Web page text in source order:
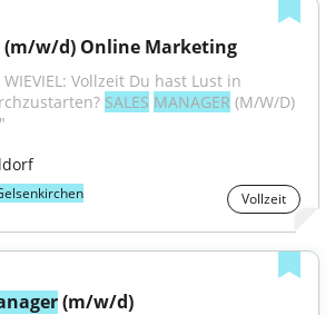
(m/w/d) Online Marketing
Vollzeit Du hast Lust in
SALES MANAGER (M/W/D)
Vollzeit
(m/w/d)